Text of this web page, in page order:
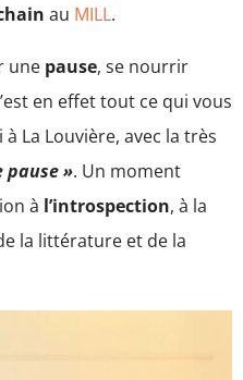
au MILL.
une pause, se nourrir
en effet tout ce qui vous
La Louvière, avec la très
pause ». Un moment
à l’introspection, à la
la littérature et de la